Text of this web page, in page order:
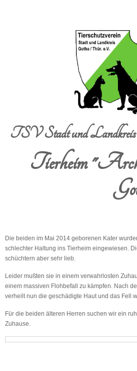
TSV Stadt und
Tierheim
Die beiden im Mai 2014 geborenen Kater
schlechter Haltung ins Tierheim eingewiesen.
schüchtern aber sehr lieb.
Leider mußten sie in einem verwahrlosten
einem massiven Flohbefall zu kämpfen. Nach
verheilt nun die geschädigte Haut und das Fell
Für die beiden älteren Herren suchen wir ein
Zuhause.